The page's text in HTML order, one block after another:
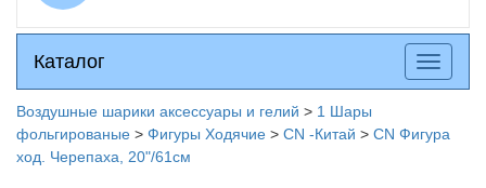
Каталог
Каталог
меню
Воздушные шарики аксессуары и гелий > 1 Шары
фольгированые > Фигуры Ходячие > CN -Китай > CN Фигура
ход. Черепаха, 20"/61см